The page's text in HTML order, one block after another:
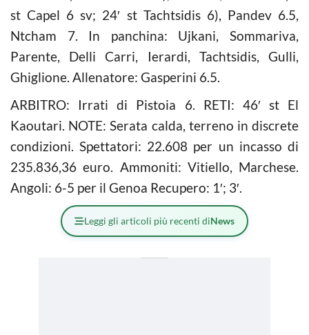
st Capel 6 sv; 24′ st Tachtsidis 6), Pandev 6.5,
Ntcham 7. In panchina: Ujkani, Sommariva,
Parente, Delli Carri, Ierardi, Tachtsidis, Gulli,
Ghiglione. Allenatore: Gasperini 6.5.
ARBITRO: Irrati di Pistoia 6. RETI: 46′ st El
Kaoutari. NOTE: Serata calda, terreno in discrete
condizioni. Spettatori: 22.608 per un incasso di
235.836,36 euro. Ammoniti: Vitiello, Marchese.
Angoli: 6-5 per il Genoa Recupero: 1′; 3′.
Leggi gli articoli più recenti diNews